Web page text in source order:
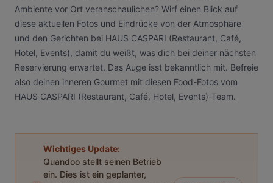
Ambiente vor Ort veranschaulichen? Wirf einen Blick auf
diese aktuellen Fotos und Eindrücke von der Atmosphäre
und den Gerichten bei HAUS CASPARI (Restaurant, Café,
Hotel, Events), damit du weißt, was dich bei deiner nächsten
Reservierung erwartet. Das Auge isst bekanntlich mit. Befreie
also deinen inneren Gourmet mit diesen Food-Fotos vom
HAUS CASPARI (Restaurant, Café, Hotel, Events)-Team.
Wichtiges Update:
Quandoo stellt seinen Betrieb
ein. Dies ist ein geplanter,